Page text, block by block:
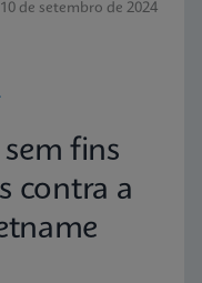
10 de setembro de 2024
fins
contra a